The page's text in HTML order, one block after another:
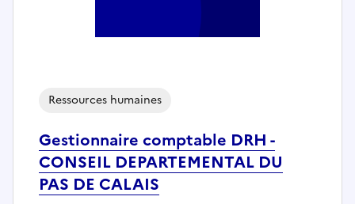
Gestionnaire comptable DRH -
CONSEIL DEPARTEMENTAL DU
PAS DE CALAIS
Ressources humaines